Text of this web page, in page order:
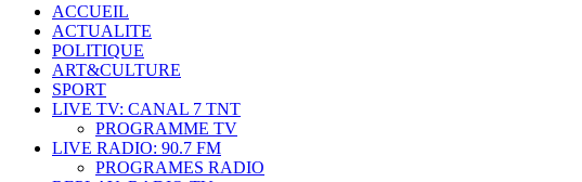
ACCUEIL
ACTUALITE
POLITIQUE
ART&CULTURE
SPORT
LIVE TV: CANAL 7 TNT
PROGRAMME TV
LIVE RADIO: 90.7 FM
PROGRAMES RADIO